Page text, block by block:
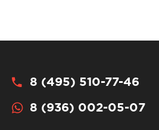
8 (495) 510-77-46
8 (936) 002-05-07